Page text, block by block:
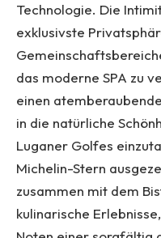
Technologie. Die
exklusivste
das moderne SPA zu
einen
in die natürliche
Luganer Golfes
Michelin-Stern
zusammen mit dem
kulinarische